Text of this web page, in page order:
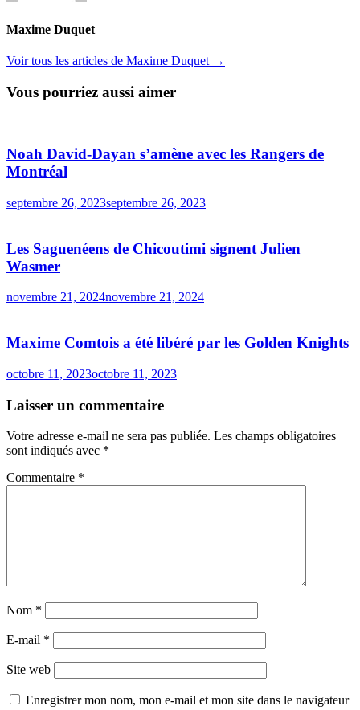
Maxime Duquet
Voir tous les articles de Maxime Duquet →
Vous pourriez aussi aimer
Noah David-Dayan s’amène avec les Rangers de
Montréal
septembre 26, 2023septembre 26, 2023
Les Saguenéens de Chicoutimi signent Julien
Wasmer
novembre 21, 2024novembre 21, 2024
Maxime Comtois a été libéré par les Golden Knights
octobre 11, 2023octobre 11, 2023
Laisser un commentaire
Votre adresse e-mail ne sera pas publiée. Les champs obligatoires
sont indiqués avec *
Commentaire *
Nom *
E-mail *
Site web
Enregistrer mon nom, mon e-mail et mon site dans le navigateur